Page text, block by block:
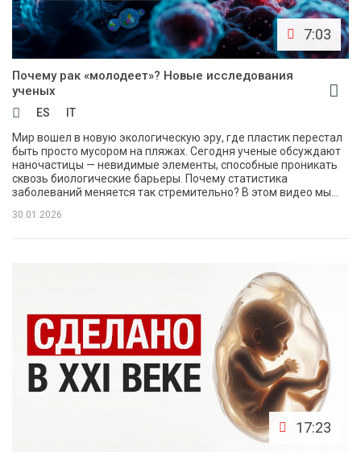
7:03
Почему рак «молодеет»? Новые исследования
ученых
ES
IT
Мир вошел в новую экологическую эру, где пластик перестал
быть просто мусором на пляжах. Сегодня ученые обсуждают
наночастицы — невидимые элементы, способные проникать
сквозь биологические барьеры. Почему статистика
заболеваний меняется так стремительно? В этом видео мы...
30.01.2026
17:23